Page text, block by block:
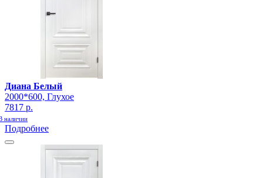
Диана Белый
2000*600, Глухое
7817 р.
наличии
Подробнее